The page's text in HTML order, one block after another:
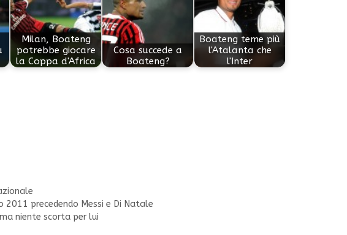
Milan, Boateng
potrebbe giocare
la Coppa d'Africa
Cosa succede a
Boateng?
Boateng teme più
l'Atalanta che
l'Inter
2011 precedendo Messi e Di Natale
niente scorta per lui